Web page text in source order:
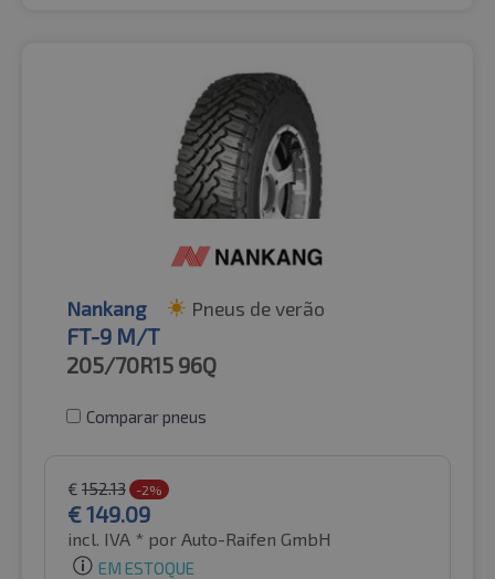
Nankang Pneus de verão
FT-9 M/T
205/70R15 96Q
Comparar pneus
€ 152.13 -2%
€149.09
incl. IVA * por Auto-Raifen GmbH
EM ESTOQUE